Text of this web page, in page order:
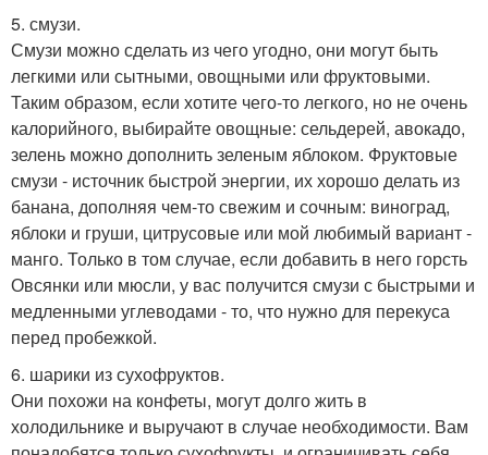
5. смузи.
Смузи можно сделать из чего угодно, они могут быть
легкими или сытными, овощными или фруктовыми.
Таким образом, если хотите чего-то легкого, но не очень
калорийного, выбирайте овощные: сельдерей, авокадо,
зелень можно дополнить зеленым яблоком. Фруктовые
смузи - источник быстрой энергии, их хорошо делать из
банана, дополняя чем-то свежим и сочным: виноград,
яблоки и груши, цитрусовые или мой любимый вариант -
манго. Только в том случае, если добавить в него горсть
Овсянки или мюсли, у вас получится смузи с быстрыми и
медленными углеводами - то, что нужно для перекуса
перед пробежкой.
6. шарики из сухофруктов.
Они похожи на конфеты, могут долго жить в
холодильнике и выручают в случае необходимости. Вам